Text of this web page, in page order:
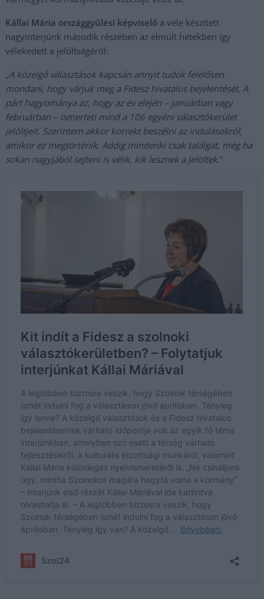
Kállai Mária országgyűlési képviselő a vele készített
nagyinterjúnk második részében az elmúlt hetekben így
vélekedett a jelöltségéről:
„A közelgő választások kapcsán annyit tudok felelősen
mondani, hogy várjuk meg a Fidesz hivatalos bejelentését. A
párt hagyománya az, hogy az év elején – januárban vagy
februárban – ismerteti mind a 106 egyéni választókerület
jelöltjeit. Szerintem akkor korrekt beszélni az indulásokról,
amikor ez megtörténik. Addig mindenki csak találgat, még ha
sokan nagyjából sejteni is vélik, kik lesznek a jelöltek.”